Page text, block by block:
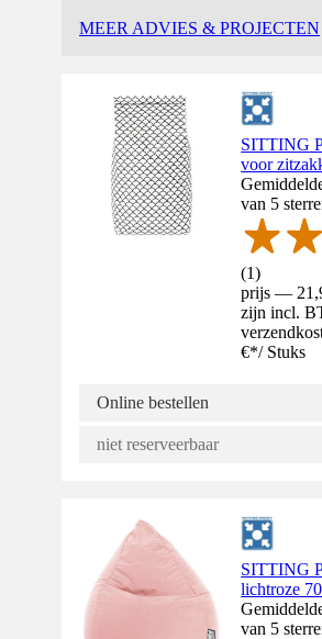
MEER ADVIES & PROJECTEN
SITTING
voor
van 5
(1)
prijs —
zijn incl.
€*/ Stuks
Online bestellen
niet reserveerbaar
SITTING
lichtroze
van 5